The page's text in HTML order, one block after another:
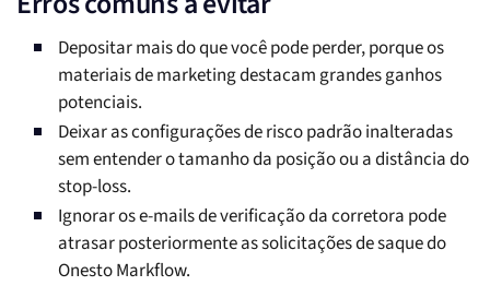
Depositar mais do que você pode perder, porque os
materiais de marketing destacam grandes ganhos
potenciais.
Deixar as configurações de risco padrão inalteradas
sem entender o tamanho da posição ou a distância do
stop-loss.
Ignorar os e-mails de verificação da corretora pode
atrasar posteriormente as solicitações de saque do
Onesto Markflow.